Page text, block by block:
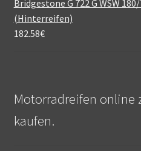
Bridgestone G 722 G WSW
(Hinterreifen)
182.58€
Motorradreifen online
kaufen.